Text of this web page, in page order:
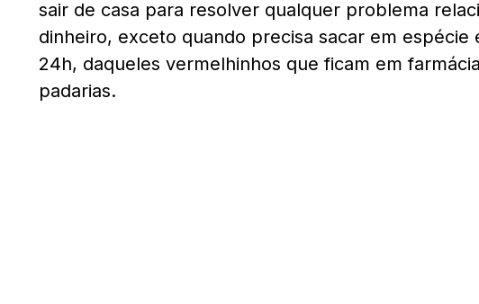
sair de casa para resolver qualquer problema
dinheiro, exceto quando precisa sacar em espécie
24h, daqueles vermelhinhos que ficam em
padarias.